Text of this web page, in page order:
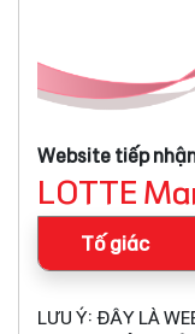
Website tiếp
LOTTE
Tố giác
LƯU Ý: ĐÂY LÀ